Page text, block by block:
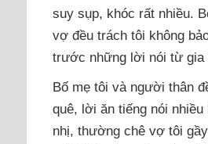
suy sụp, khóc rất nhiều.
vợ đều trách tôi không
trước những lời nói từ gia
Bố mẹ tôi và người thân
quê, lời ăn tiếng nói nhiều
nhị, thường chê vợ tôi